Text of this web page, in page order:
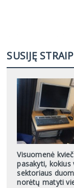
SUSIJĘ
Visuomenė
pasakyti, kokius
sektoriaus
norėtų matyti